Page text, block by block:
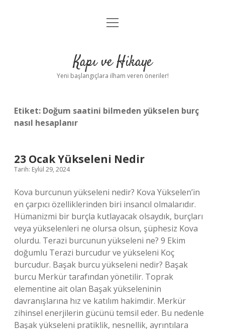
Anasayfa
Yasal Uyarı
menüyü
Kapı ve Hikaye
Yeni başlangıçlara ilham veren öneriler!
Etiket: Doğum saatini bilmeden yükselen burç
nasıl hesaplanır
23 Ocak Yükseleni Nedir
Tarih: Eylül 29, 2024
Kova burcunun yükseleni nedir? Kova Yükselen’in
en çarpıcı özelliklerinden biri insancıl olmalarıdır.
Hümanizmi bir burçla kutlayacak olsaydık, burçları
veya yükselenleri ne olursa olsun, şüphesiz Kova
olurdu. Terazi burcunun yükseleni ne? 9 Ekim
doğumlu Terazi burcudur ve yükseleni Koç
burcudur. Başak burcu yükseleni nedir? Başak
burcu Merkür tarafından yönetilir. Toprak
elementine ait olan Başak yükseleninin
davranışlarına hız ve katılım hakimdir. Merkür
zihinsel enerjilerin gücünü temsil eder. Bu nedenle
Başak yükseleni pratiklik, nesnellik, ayrıntılara